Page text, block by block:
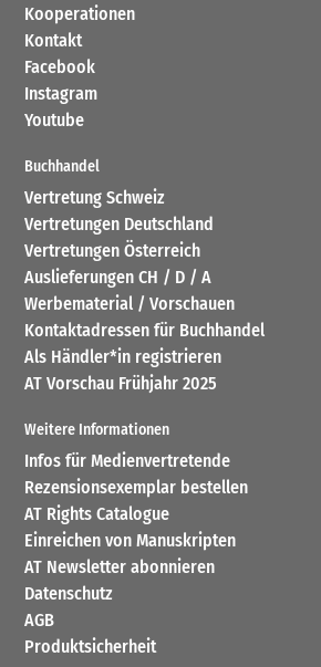
Kooperationen
Kontakt
Facebook
Instagram
Youtube
Buchhandel
Vertretung Schweiz
Vertretungen Deutschland
Vertretungen Österreich
Auslieferungen CH / D / A
Werbematerial / Vorschauen
Kontaktadressen für Buchhandel
Als Händler*in registrieren
AT Vorschau Frühjahr 2025
Weitere Informationen
Infos für Medienvertretende
Rezensionsexemplar bestellen
AT Rights Catalogue
Einreichen von Manuskripten
AT Newsletter abonnieren
Datenschutz
AGB
Produktsicherheit